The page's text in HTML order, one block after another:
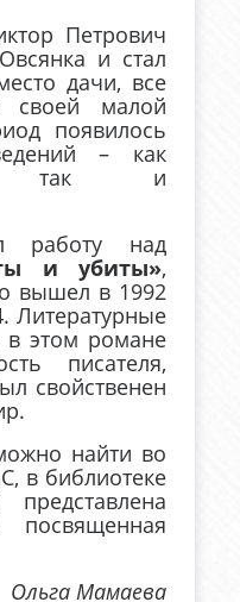
Петрович
и стал
дачи, все
своей малой
появилось
– как
так и
над
и убиты»,
вышел в 1992
Литературные
в этом романе
писателя,
свойственен
найти во
в библиотеке
посвященная
Ольга Мамаева